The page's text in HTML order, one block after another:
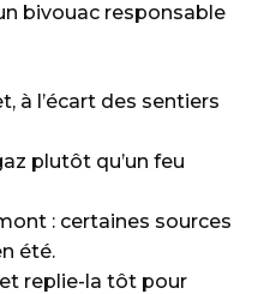
bivouac responsable
à l’écart des sentiers
plutôt qu’un feu
: certaines sources
été.
replie-la tôt pour